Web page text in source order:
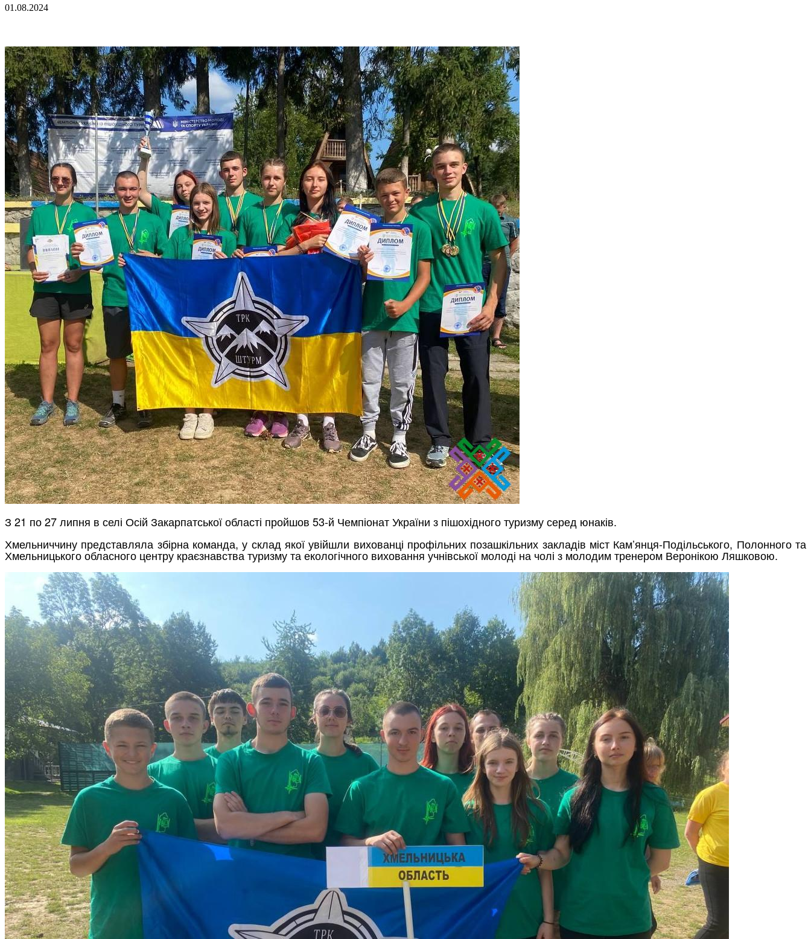
01.08.2024
З 21 по 27 липня в селі Осій Закарпатської області пройшов 53-й Чемпіонат України з пішохідного туризму серед юнаків.
Хмельниччину представляла збірна команда, у склад якої увійшли вихованці профільних позашкільних закладів міст Кам’янця-Подільського, Полонного та
Хмельницького обласного центру краєзнавства туризму та екологічного виховання учнівської молоді на чолі з молодим тренером Веронікою Ляшковою.